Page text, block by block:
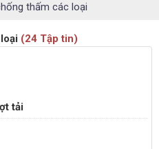
thấm các loại
(24 Tập tin)
tải